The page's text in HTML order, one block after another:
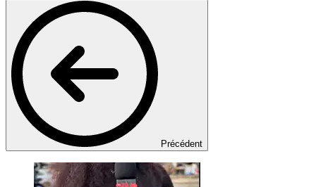
Précédent